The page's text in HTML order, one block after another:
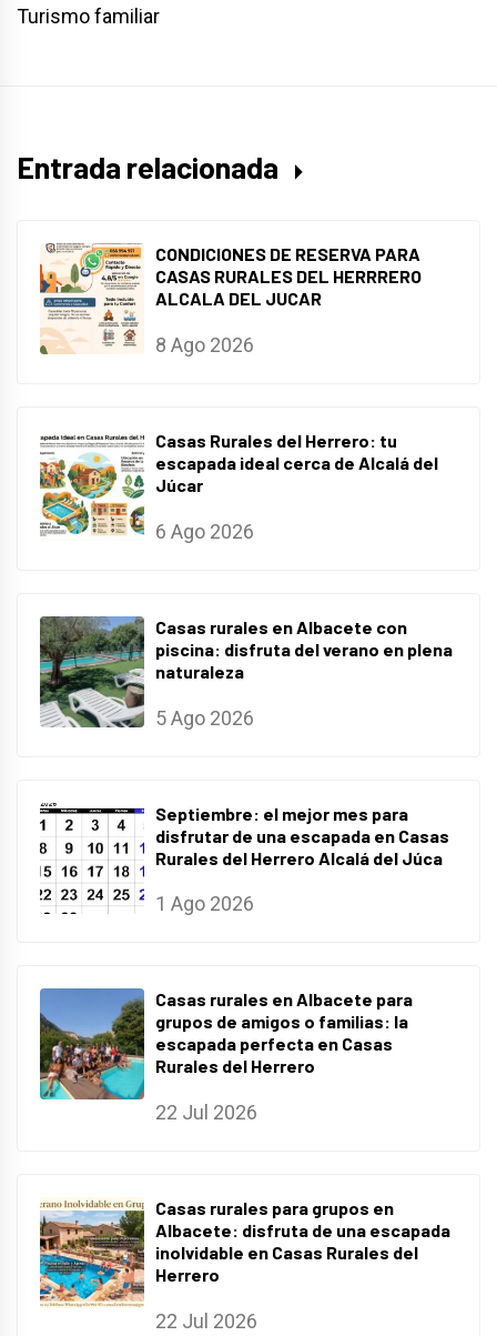
Turismo familiar
Entrada relacionada
CONDICIONES DE RESERVA PARA
CASAS RURALES DEL HERRRERO
ALCALA DEL JUCAR
8 Ago 2026
Casas Rurales del Herrero: tu
escapada ideal cerca de Alcalá del
Júcar
6 Ago 2026
Casas rurales en Albacete con
piscina: disfruta del verano en plena
naturaleza
5 Ago 2026
Septiembre: el mejor mes para
disfrutar de una escapada en Casas
Rurales del Herrero Alcalá del Júca
1 Ago 2026
Casas rurales en Albacete para
grupos de amigos o familias: la
escapada perfecta en Casas
Rurales del Herrero
22 Jul 2026
Casas rurales para grupos en
Albacete: disfruta de una escapada
inolvidable en Casas Rurales del
Herrero
22 Jul 2026